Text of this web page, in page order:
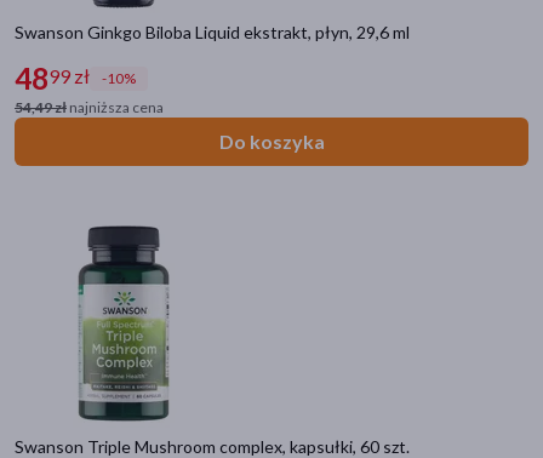
Swanson Ginkgo Biloba Liquid ekstrakt, płyn, 29,6 ml
4899 zł
-10%
54,49 zł najniższa cena
Do koszyka
Swanson Triple Mushroom complex, kapsułki, 60 szt.